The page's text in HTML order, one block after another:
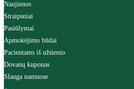
Naujienos
Straipsniai
Pasiūlymai
Apmokėjimo būdai
Pacientams iš užsienio
Dovanų kuponas
Slauga namuose